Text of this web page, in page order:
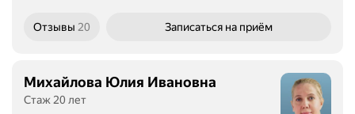
Отзывы 20 Записаться на приём
Михайлова Юлия Ивановна
Стаж 20 лет